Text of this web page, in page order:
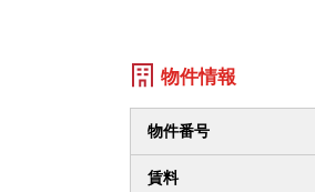
物件情報
物件番号
賃料